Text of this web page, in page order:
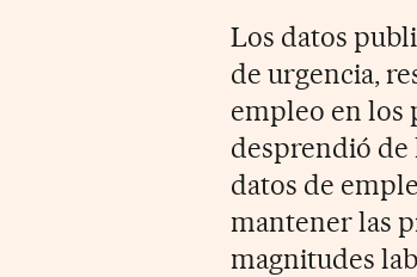
Los datos
de urgencia,
empleo en los
desprendió de
datos de
mantener las
magnitudes